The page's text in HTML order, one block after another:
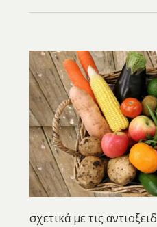
σχετικά με τις